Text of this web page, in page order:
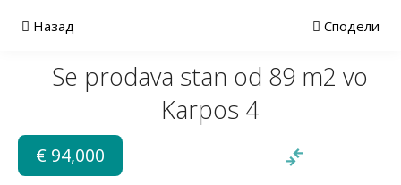
Назад Сподели
Se prodava stan od 89 m2 vo
Karpos 4
€ 94,000